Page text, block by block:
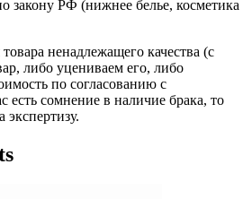
закону РФ (нижнее белье, косметика
ненадлежащего качества (с
либо уцениваем его, либо
по согласованию с
есть сомнение в наличие брака, то
экспертизу.